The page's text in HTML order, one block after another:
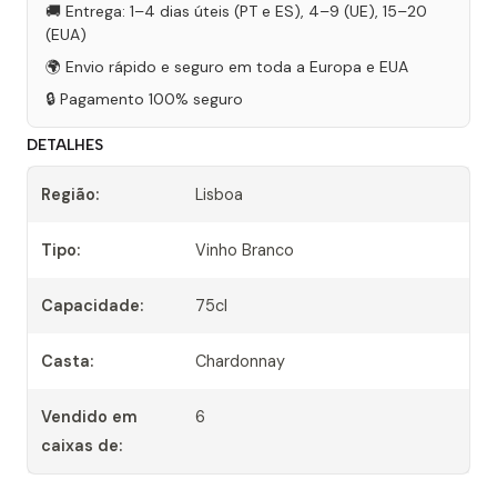
🚚 Entrega: 1–4 dias úteis (PT e ES), 4–9 (UE), 15–20
(EUA)
🌍 Envio rápido e seguro em toda a Europa e EUA
🔒 Pagamento 100% seguro
DETALHES
Região: Lisboa
Tipo: Vinho Branco
Capacidade: 75cl
Casta: Chardonnay
Vendido em
caixas de:
6